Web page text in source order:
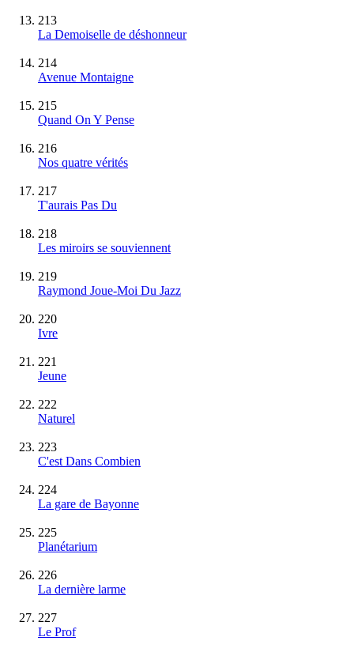
213
La Demoiselle de déshonneur
214
Avenue Montaigne
215
Quand On Y Pense
216
Nos quatre vérités
217
T'aurais Pas Du
218
Les miroirs se souviennent
219
Raymond Joue-Moi Du Jazz
220
Ivre
221
Jeune
222
Naturel
223
C'est Dans Combien
224
La gare de Bayonne
225
Planétarium
226
La dernière larme
227
Le Prof